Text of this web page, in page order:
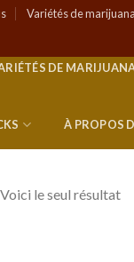
Variétés de marijuana
DE
À PROPOS
Voici le seul résultat